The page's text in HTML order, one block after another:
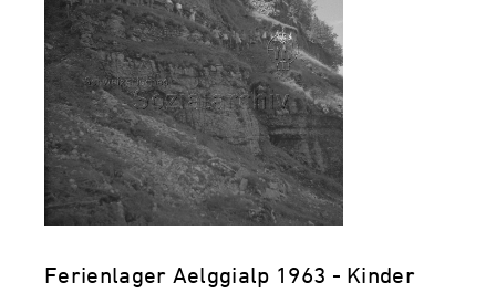
Ferienlager Aelggialp 1963 - Kinder